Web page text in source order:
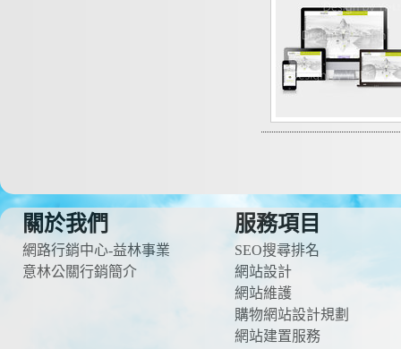
關於我們
網路行銷中心-益林事業
意林公關行銷簡介
服務項目
SEO搜尋排名
網站設計
網站維護
購物網站設計規劃
網站建置服務